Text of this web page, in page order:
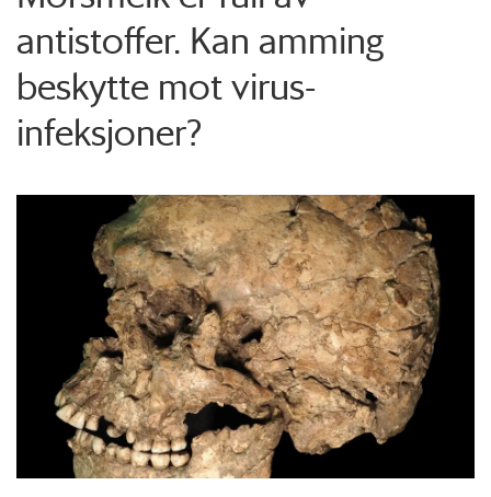
antistoffer. Kan amming
beskytte mot virus-
infeksjoner?